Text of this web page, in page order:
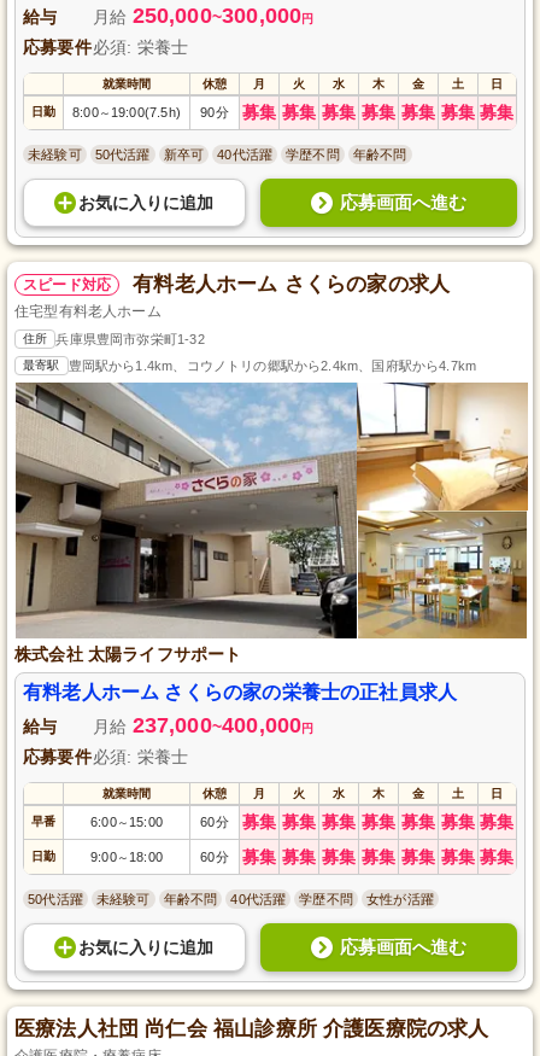
給与 月給 250,000~300,000円
応募要件必須: 栄養士
就業時間 休憩 月 火 水 木 金 土 日
日勤 8:00～ 19:00(7.5h) 90分 募集 募集 募集 募集 募集 募集 募集
未経験可 50代活躍 新卒可 40代活躍 学歴不問 年齢不問
お気に入り に追加 応募画面へ進む
スピード対応 有料老人ホーム さくらの家の求人
住宅型有料老人ホーム
住所 兵庫県豊岡市弥栄町1-32
最寄駅 豊岡駅から1.4km、コウノトリの郷駅から2.4km、国府駅から4.7km
株式会社 太陽ライフサポート
有料老人ホーム さくらの家の栄養士の正社員求人
給与 月給 237,000~400,000円
応募要件必須: 栄養士
就業時間 休憩 月 火 水 木 金 土 日
早番 6:00～ 15:00 60分 募集 募集 募集 募集 募集 募集 募集
日勤 9:00～ 18:00 60分 募集 募集 募集 募集 募集 募集 募集
50代活躍 未経験可 年齢不問 40代活躍 学歴不問 女性が活躍
お気に入り に追加 応募画面へ進む
医療法人社団 尚仁会 福山診療所 介護医療院の求人